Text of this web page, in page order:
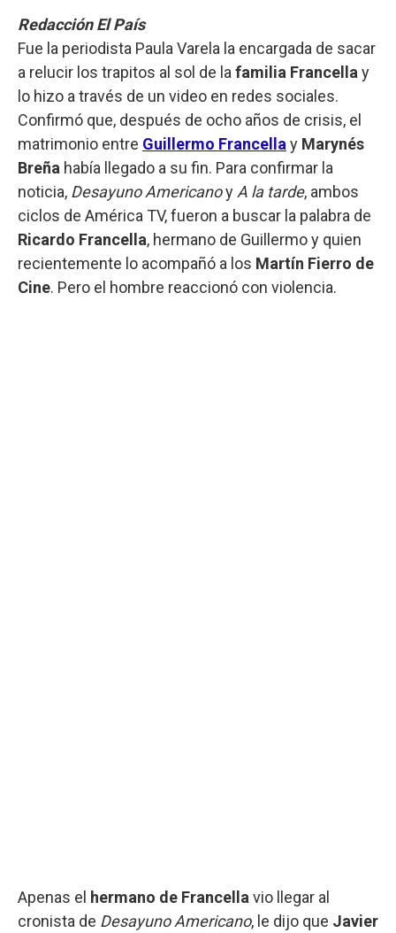
Redacción El País
Fue la periodista Paula Varela la encargada de sacar
a relucir los trapitos al sol de la familia Francella y
lo hizo a través de un video en redes sociales.
Confirmó que, después de ocho años de crisis, el
matrimonio entre Guillermo Francella y Marynés
Breña había llegado a su fin. Para confirmar la
noticia, Desayuno Americanoy A la tarde, ambos
ciclos de América TV, fueron a buscar la palabra de
Ricardo Francella, hermano de Guillermo y quien
recientemente lo acompañó a los Martín Fierro de
Cine. Pero el hombre reaccionó con violencia.
Apenas el hermano de Francella vio llegar al
cronista de Desayuno Americano, le dijo que Javier